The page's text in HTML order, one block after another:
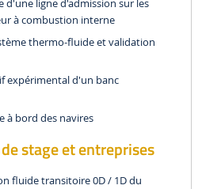
d'une ligne d'admission sur les
à combustion interne
thermo-fluide et validation
expérimental d'un banc
à bord des navires
stage et entreprises
fluide transitoire 0D / 1D du